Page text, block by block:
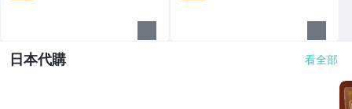
日本代購 看全部